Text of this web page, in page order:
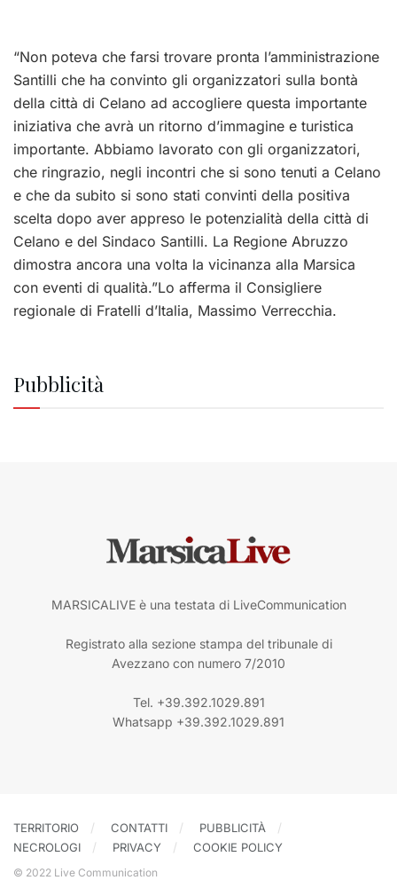
“Non poteva che farsi trovare pronta l’amministrazione
Santilli che ha convinto gli organizzatori sulla bontà
della città di Celano ad accogliere questa importante
iniziativa che avrà un ritorno d’immagine e turistica
importante. Abbiamo lavorato con gli organizzatori,
che ringrazio, negli incontri che si sono tenuti a Celano
e che da subito si sono stati convinti della positiva
scelta dopo aver appreso le potenzialità della città di
Celano e del Sindaco Santilli. La Regione Abruzzo
dimostra ancora una volta la vicinanza alla Marsica
con eventi di qualità.”Lo afferma il Consigliere
regionale di Fratelli d’Italia, Massimo Verrecchia.
Pubblicità
MARSICALIVE è una testata di LiveCommunication
Registrato alla sezione stampa del tribunale di
Avezzano con numero 7/2010
Tel. +39.392.1029.891
Whatsapp +39.392.1029.891
TERRITORIO CONTATTI
PUBBLICITÀ
NECROLOGI
PRIVACY COOKIE POLICY
© 2022 Live Communication